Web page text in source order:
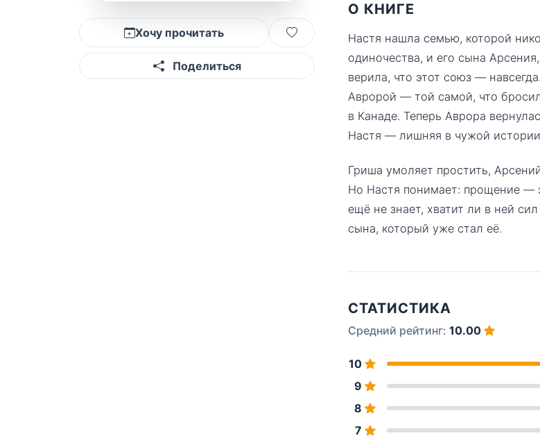
Хочу прочитать
Поделиться
О КНИГЕ
Настя нашла семью, которой
одиночества, и его сына
верила, что этот союз —
Авророй — той самой, что
в Канаде. Теперь Аврора
Настя — лишняя в чужой
Гриша умоляет простить,
Но Настя понимает: прощение —
ещё не знает, хватит ли в ней
сына, который уже стал её.
СТАТИСТИКА
Средний рейтинг: 10.00
10
9
8
7